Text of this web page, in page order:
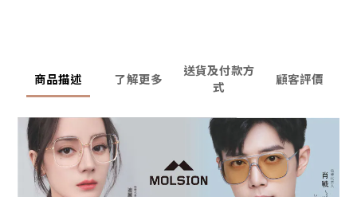
商品描述 了解更多
送貨及付款方
式
顧客評價